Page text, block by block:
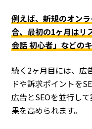
例えば、新規のオン
合、最初の1ヶ月はリ
会話 初心者」などの
続く2ヶ月目には、広
ドや訴求ポイントを
広告とSEOを並行し
果を高められます。